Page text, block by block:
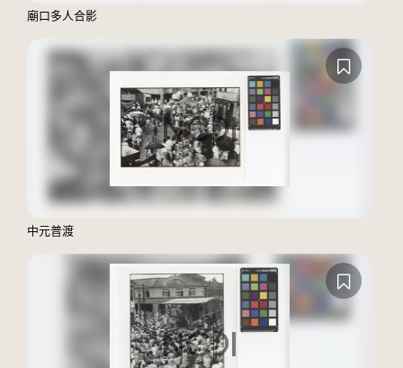
廟口多人合影
中元普渡